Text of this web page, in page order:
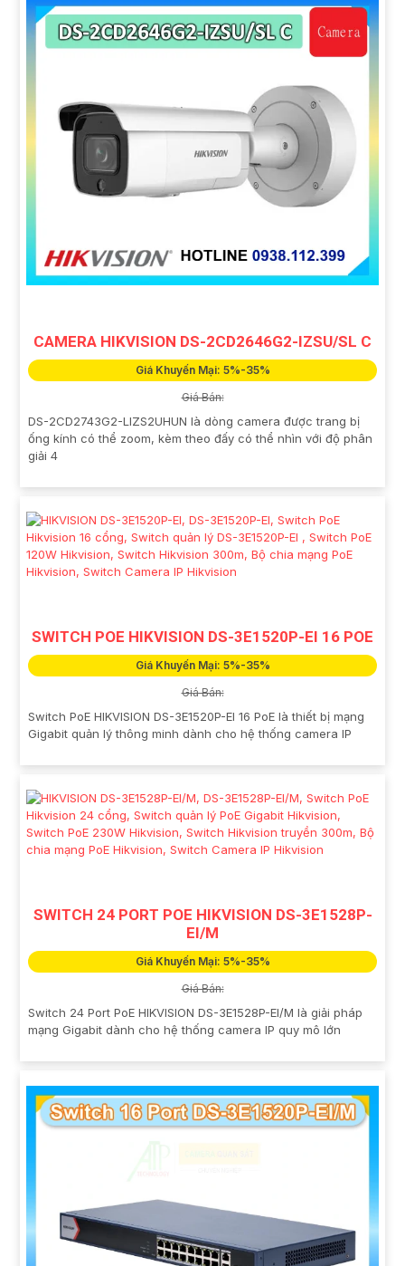
CAMERA HIKVISION DS-2CD2646G2-IZSU/SL C
Giá Khuyến Mại: 5%-35%
Giá Bán:
DS-2CD2743G2-LIZS2UHUN là dòng camera được trang bị
ống kính có thể zoom, kèm theo đấy có thể nhìn với độ phân
giải 4
SWITCH POE HIKVISION DS-3E1520P-EI 16 POE
Giá Khuyến Mại: 5%-35%
Giá Bán:
Switch PoE HIKVISION DS-3E1520P-EI 16 PoE là thiết bị mạng
Gigabit quản lý thông minh dành cho hệ thống camera IP
SWITCH 24 PORT POE HIKVISION DS-3E1528P-
EI/M
Giá Khuyến Mại: 5%-35%
Giá Bán:
Switch 24 Port PoE HIKVISION DS-3E1528P-EI/M là giải pháp
mạng Gigabit dành cho hệ thống camera IP quy mô lớn